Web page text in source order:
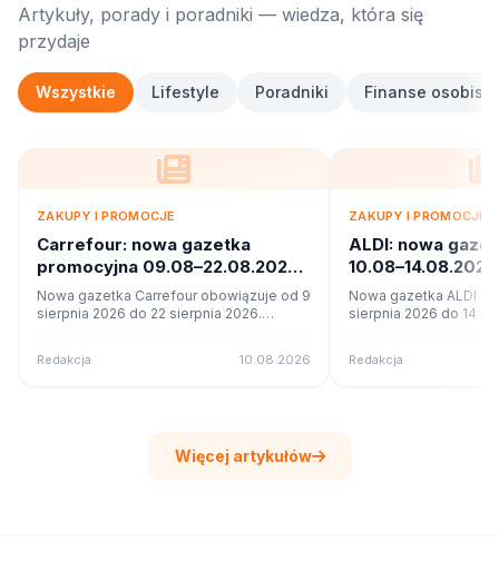
Artykuły, porady i poradniki — wiedza, która się
przydaje
Wszystkie Lifestyle Poradniki Finanse osobiste
ZAKUPY I PROMOCJE
Carrefour: nowa gazetka
promocyjna 09.08–22.08.2026.
Co w ofercie?
Nowa gazetka Carrefour obowiązuje od 9
sierpnia 2026 do 22 sierpnia 2026.
Redakcja 10.08.2026
ZAKUPY I PROMOCJE
ALDI: nowa
ofercie?
Nowa gazetka ALDI
sierpnia 2026 do 14
Redakcja
Więcej artykułów